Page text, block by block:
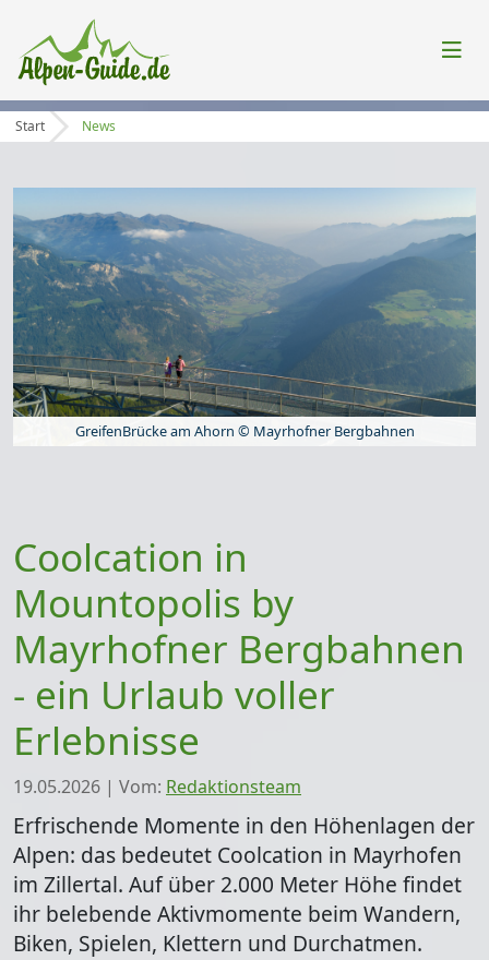
Start News
GreifenBrücke am Ahorn © Mayrhofner Bergbahnen
Coolcation in
Mountopolis by
Mayrhofner Bergbahnen
- ein Urlaub voller
Erlebnisse
19.05.2026 | Vom: Redaktionsteam
Erfrischende Momente in den Höhenlagen der
Alpen: das bedeutet Coolcation in Mayrhofen
im Zillertal. Auf über 2.000 Meter Höhe findet
ihr belebende Aktivmomente beim Wandern,
Biken, Spielen, Klettern und Durchatmen.